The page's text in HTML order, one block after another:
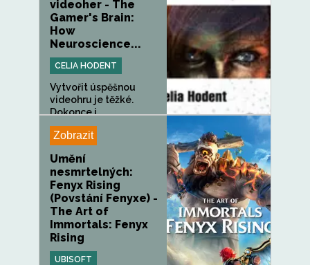
videoher - The
Gamer's Brain:
How
Neuroscience...
CELIA HODENT
Vytvořit úspěšnou
videohru je těžké.
Dokonce i...
Zobrazit
Umění
nesmrtelných:
Fenyx Rising
(Povstání Fenyxe) -
The Art of
Immortals: Fenyx
Rising
UBISOFT